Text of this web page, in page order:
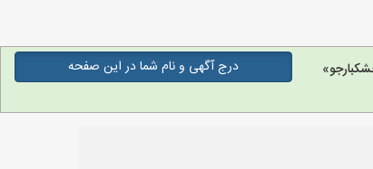
درج آگهی و نام شما در این صفحه